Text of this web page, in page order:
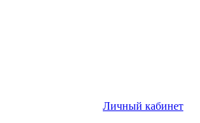
Личный кабинет